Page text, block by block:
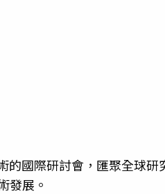
的國際研討會，匯聚全球研
發展。